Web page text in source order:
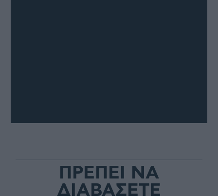
ΠΡΕΠΕΙ ΝΑ
ΔΙΑΒΑΣΕΤΕ